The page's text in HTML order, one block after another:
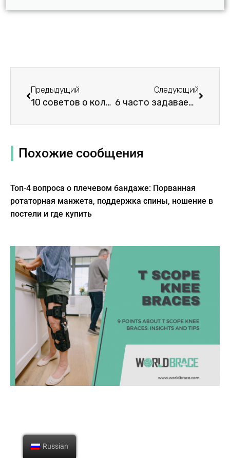
Предыдущий
10 советов о коленных брейсах J
Следующий
6 часто задаваемых вопросов о коленных брейсах NEENCA: Информация и советы
Похожие сообщения
Топ-4 вопроса о плечевом бандаже: Порванная
ротаторная манжета, поддержка спины, ношение в
постели и где купить
Russian